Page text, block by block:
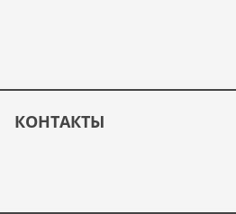
КОНТАКТЫ